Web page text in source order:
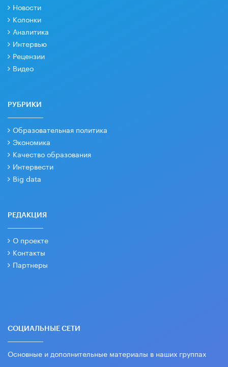
Новости
Колонки
Аналитика
Интервью
Рецензии
Видео
РУБРИКИ
Образовательная политика
Экономика
Качество образования
Интервести
Big data
РЕДАКЦИЯ
О проекте
Контакты
Партнеры
СОЦИАЛЬНЫЕ СЕТИ
Основные и дополнительные материалы в наших группах